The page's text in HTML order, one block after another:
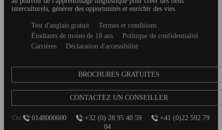
interculturels, générer des opportunités et enrichir des vies.
SecondaryTest d'anglais gratuit
Termes et conditions
Étudiants de moins de 18 ans
Politique de confidentialité
Carrières
Déclaration d'accessibilité
BROCHURES GRATUITES
CONTACTEZ UN CONSEILLER
Ou 0148000600 +32 (0) 28 95 40 59
+41 (0)22 592 79
04